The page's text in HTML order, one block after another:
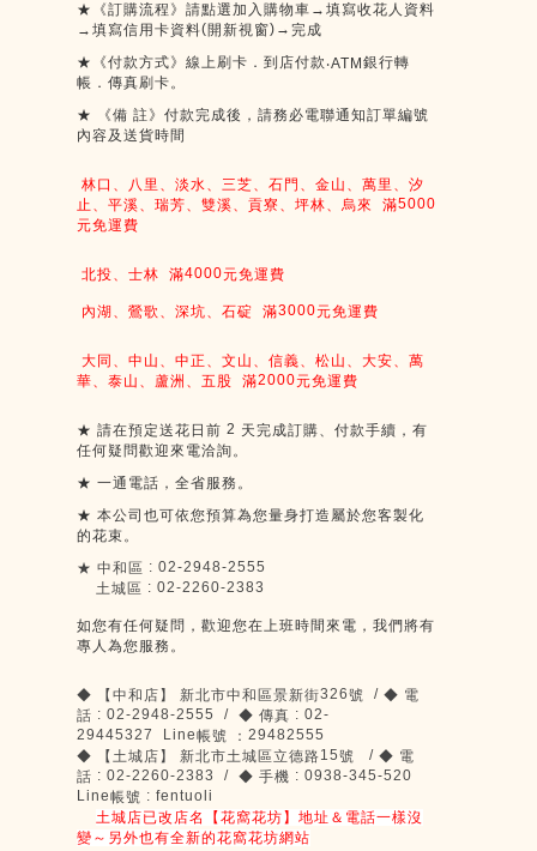
★《訂購流程》請點選加入購物車→填寫收花人資料
→填寫信用卡資料(開新視窗) → 完成
★《付款方式》線上刷卡．到店付款 ‧ATM 銀行轉
帳．傳真刷卡。
★
《備 註》付款完成後，請務必電聯通知訂單編號
內容及送貨時間
林口、八里、淡水、三芝、石門、金山、萬里、汐
止、平溪、瑞芳、雙溪、貢寮、坪林、烏來
滿5000
元免運費
北投、士林 滿4000元免運費
內湖、鶯歌、深坑、石碇 滿3000元免運費
大同、中山、中正、文山、信義、松山、大安、萬
華、泰山、蘆洲、五股
滿2000元免運費
★ 請在預定送花日前 2 天完成訂購、付款手續，有
任何疑問歡迎來電洽詢。
★ 一通電話，全省服務。
★ 本公司也可依您預算為您量身打造屬於您客製化
的花束。
★ 中和區 : 02-2948-2555
土城區 : 02-2260-2383
如您有任何疑問，歡迎您在上班時間來電，我們將有
專人為您服務。
◆ 【中和店】 新北市中和區景新街326號 / ◆ 電
話 : 02-2948-2555 / ◆ 傳真 : 02-
29445327 Line帳號 ： 29482555
◆
【土城店】 新北市土城區立德路15號 / ◆ 電
話 : 02-2260-2383 / ◆ 手機 : 0938-345-520
Line帳號 : fentuoli
土城店已改店名【花窩花坊】地址＆電話一樣沒
變～另外也有全新的花窩花坊網站